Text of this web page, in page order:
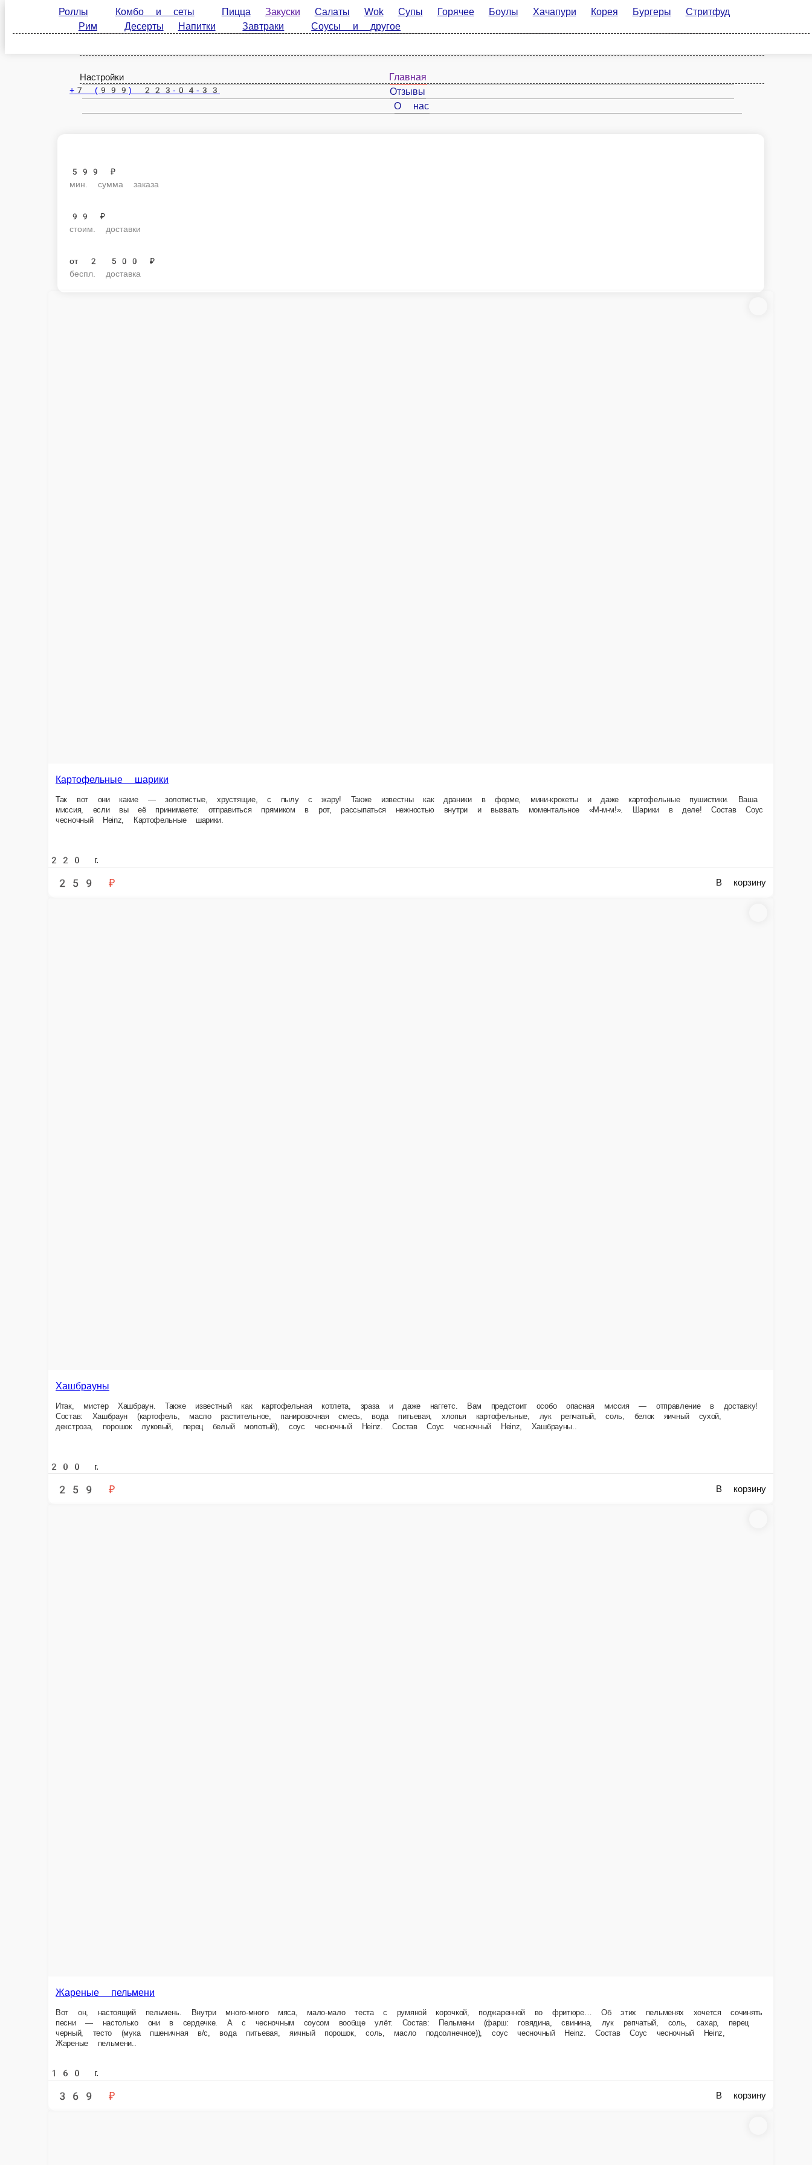
Роллы Комбо и сеты Закуски Салаты Wok Супы Горячее Боулы Хачапури Корея Бургеры Стритфуд
Рим
Десерты
Напитки Завтраки Соусы и другое
Так вот они какие — золотистые, хрустящие, с пылу с жару! Также известны как драники в форме, мини-крокеты и даже картофельные пушистики. Ваша миссия, если вы её принимаете: отправиться прямиком в рот, рассыпаться
нежностью внутри и вызвать моментальное «М-м-м!». Шарики в деле! Состав Соус чесночный Heinz, Картофельные шарики.
259 ₽
Итак, мистер Хашбраун. Также известный как картофельная котлета, зраза и даже наггетс. Вам предстоит особо опасная миссия — отправление в доставку! Состав: Хашбраун (картофель, масло растительное, панировочная смесь, вода
питьевая, хлопья картофельные, лук репчатый, соль, белок яичный сухой, декстроза, порошок луковый, перец белый молотый), соус чесночный Heinz. Состав Соус чесночный Heinz, Хашбрауны..
259 ₽ В корзину
Вот он, настоящий пельмень. Внутри много-много мяса, мало-мало теста с румяной корочкой, поджаренной во фритюре… Об этих пельменях хочется сочинять песни — настолько они в сердечке. А с чесночным соусом вообще улёт.
Состав: Пельмени (фарш: говядина, свинина, лук репчатый, соль, сахар, перец черный, тесто (мука пшеничная в/с, вода питьевая, яичный порошок, соль, масло подсолнечное)), соус чесночный Heinz. Состав Соус чесночный Heinz,
Жареные пельмени..
369 ₽ В корзину
Однажды мексиканец приехал к нам и заказал кесадилью с курицей, кучей сыра чеддер и авторским соусом. Он кричал: «Мама, я не хочу уезжать, por favor! Так много сыра! Me gusta эта кесадилья!». Так он остался у нас, стал бренд-
шефом, его зовут Денис Кузяев. Состав Маринованная курица, тортилья, сыр чеддер, фирменный соус (сметана, майонез, чеснок, специи), помидоры свежие, кетчуп, лук маринованный (лук красный, уксус 9%, сахар, укроп свежий),
перец халапеньо.
369 ₽ В корзину